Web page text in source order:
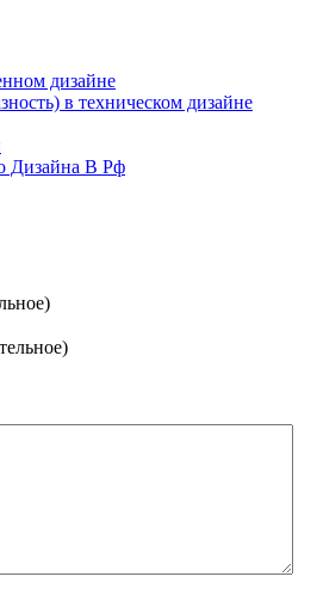
дизайне
в техническом дизайне
Дизайна В Рф